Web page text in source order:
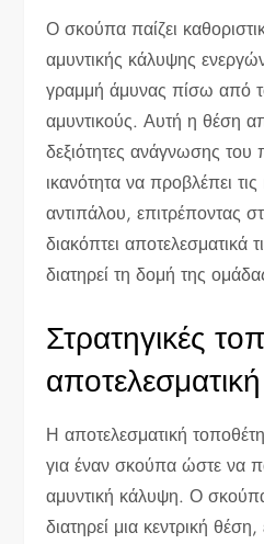
Ο σκούπα παίζει
αμυντικής κάλυψης
γραμμή άμυνας πίσω από
αμυντικούς. Αυτή η θέση
δεξιότητες ανάγνωσης του
ικανότητα να προβλέπει τις
αντιπάλου, επιτρέποντας
διακόπτει αποτελεσματικά
διατηρεί τη δομή της
Στρατηγικές
Η αποτελεσματική
για έναν σκούπα ώστε να
αμυντική κάλυψη. Ο
διατηρεί μια κεντρική